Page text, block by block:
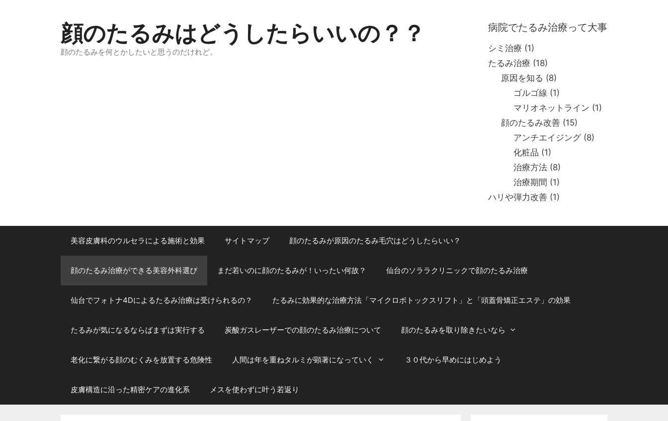
病院でたるみ治療って大事
シミ治療 (1)
たるみ治療 (18)
原因を知る (8)
ゴルゴ線 (1)
マリオネットライン (1)
顔のたるみ改善(15)
アンチエイジング (8)
化粧品 (1)
治療方法 (8)
治療期間 (1)
ハリや弾力改善 (1)
顔のたるみはどうしたらいいの？？
顔のたるみを何とかしたいと思うのだけれど。
美容皮膚科のウルセラによる施術と効果 サイトマップ 顔のたるみが原因のたるみ毛穴はどうしたらいい？
顔のたるみ治療ができる美容外科選び まだ若いのに顔のたるみが！いったい何故？ 仙台のソララクリニックで顔のたるみ治療
仙台でフォトナ4Dによるたるみ治療は受けられるの？ たるみに効果的な治療方法「マイクロボトックスリフト」と「頭蓋骨矯正エステ」の効果
たるみが気になるならばまずは実行する 炭酸ガスレーザーでの顔のたるみ治療について 顔のたるみを取り除きたいなら
老化に繋がる顔のむくみを放置する危険性 人間は年を重ねタルミが顕著になっていく ３０代から早めにはじめよう
皮膚構造に沿った精密ケアの進化系 メスを使わずに叶う若返り